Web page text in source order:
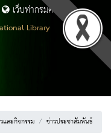
Library
เว็บท่ากรมศิลปากร
และกิจกรรม ข่าวประชาสัมพันธ์